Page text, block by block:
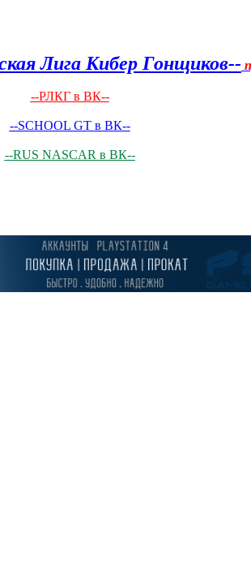
Лига Кибер Гонщиков--
--РЛКГ в ВК--
--SCHOOL GT в ВК--
--RUS NASCAR в ВК--